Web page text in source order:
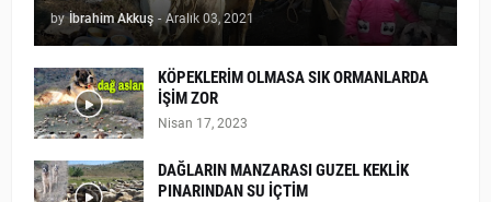
by İbrahim Akkuş - Aralık 03, 2021
KÖPEKLERİM OLMASA SIK ORMANLARDA
İŞİM ZOR
Nisan 17, 2023
DAĞLARIN MANZARASI GUZEL KEKLİK
PINARINDAN SU İÇTİM